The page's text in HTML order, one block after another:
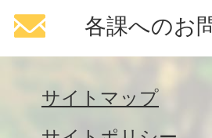
各課へのお
サイトマップ